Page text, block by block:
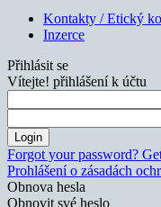
Kontakty / Etický
Inzerce
Přihlásit se
Vítejte! přihlášení k účtu
Forgot your password?
Prohlášení o zásadách
Obnova hesla
Obnovit své heslo